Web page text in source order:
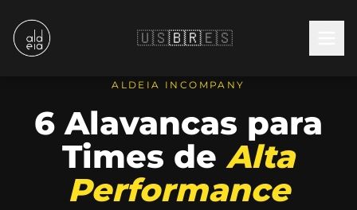
🇺🇸🇧🇷🇪🇸
ALDEIA INCOMPANY
6 Alavancas para
Times deAlta
Performance